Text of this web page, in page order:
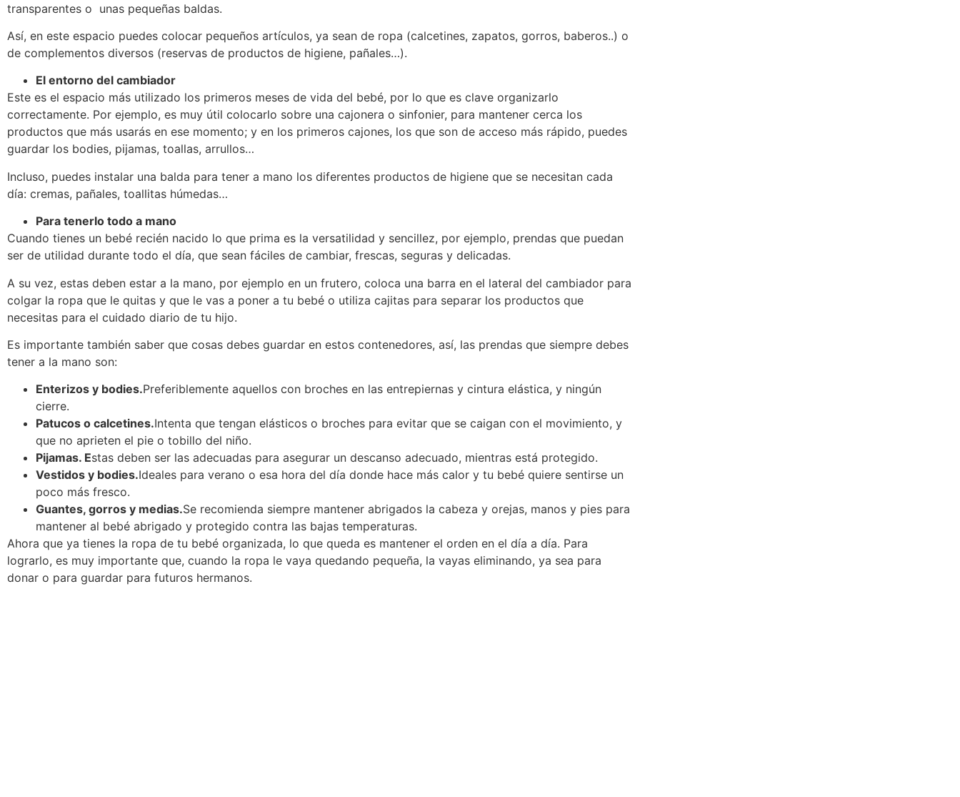
transparentes o unas pequeñas baldas.
Así, en este espacio puedes colocar pequeños artículos, ya sean de ropa (calcetines, zapatos, gorros, baberos..) o
de complementos diversos (reservas de productos de higiene, pañales…).
El entorno del cambiador
Este es el espacio más utilizado los primeros meses de vida del bebé, por lo que es clave organizarlo
correctamente. Por ejemplo, es muy útil colocarlo sobre una cajonera o sinfonier, para mantener cerca los
productos que más usarás en ese momento; y en los primeros cajones, los que son de acceso más rápido, puedes
guardar los bodies, pijamas, toallas, arrullos…
Incluso, puedes instalar una balda para tener a mano los diferentes productos de higiene que se necesitan cada
día: cremas, pañales, toallitas húmedas…
Para tenerlo todo a mano
Cuando tienes un bebé recién nacido lo que prima es la versatilidad y sencillez, por ejemplo, prendas que puedan
ser de utilidad durante todo el día, que sean fáciles de cambiar, frescas, seguras y delicadas.
A su vez, estas deben estar a la mano, por ejemplo en un frutero, coloca una barra en el lateral del cambiador para
colgar la ropa que le quitas y que le vas a poner a tu bebé o utiliza cajitas para separar los productos que
necesitas para el cuidado diario de tu hijo.
Es importante también saber que cosas debes guardar en estos contenedores, así, las prendas que siempre debes
tener a la mano son:
Enterizos y bodies.Preferiblemente aquellos con broches en las entrepiernas y cintura elástica, y ningún
cierre.
Patucos o calcetines.Intenta que tengan elásticos o broches para evitar que se caigan con el movimiento, y
que no aprieten el pie o tobillo del niño.
Pijamas. Estas deben ser las adecuadas para asegurar un descanso adecuado, mientras está protegido.
Vestidos y bodies.Ideales para verano o esa hora del día donde hace más calor y tu bebé quiere sentirse un
poco más fresco.
Guantes, gorros y medias.Se recomienda siempre mantener abrigados la cabeza y orejas, manos y pies para
mantener al bebé abrigado y protegido contra las bajas temperaturas.
Ahora que ya tienes la ropa de tu bebé organizada, lo que queda es mantener el orden en el día a día. Para
lograrlo, es muy importante que, cuando la ropa le vaya quedando pequeña, la vayas eliminando, ya sea para
donar o para guardar para futuros hermanos.